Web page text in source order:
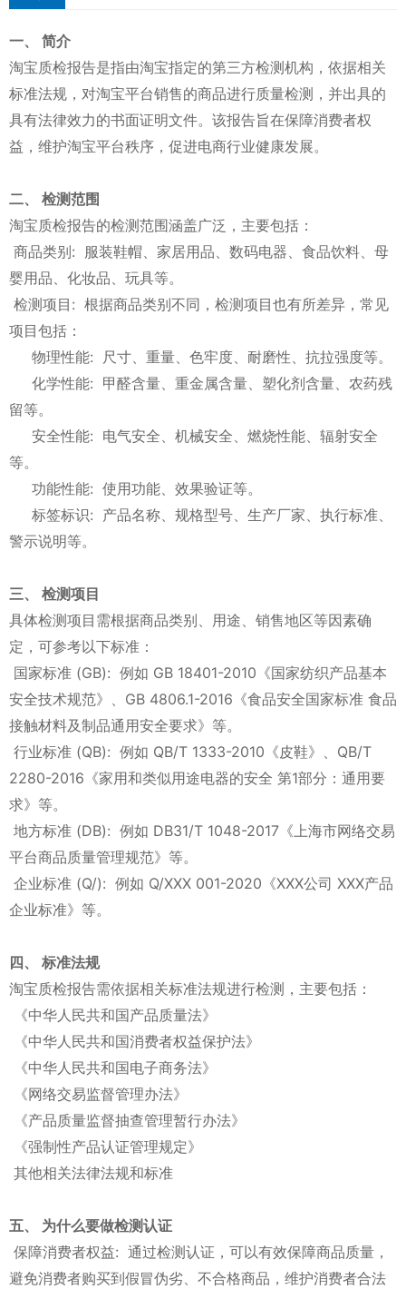
一、 简介
淘宝质检报告是指由淘宝指定的第三方检测机构，依据相关
标准法规，对淘宝平台销售的商品进行质量检测，并出具的
具有法律效力的书面证明文件。该报告旨在保障消费者权
益，维护淘宝平台秩序，促进电商行业健康发展。
二、 检测范围
淘宝质检报告的检测范围涵盖广泛，主要包括：
商品类别: 服装鞋帽、家居用品、数码电器、食品饮料、母
婴用品、化妆品、玩具等。
检测项目: 根据商品类别不同，检测项目也有所差异，常见
项目包括：
物理性能: 尺寸、重量、色牢度、耐磨性、抗拉强度等。
化学性能: 甲醛含量、重金属含量、塑化剂含量、农药残
留等。
安全性能: 电气安全、机械安全、燃烧性能、辐射安全
等。
功能性能: 使用功能、效果验证等。
标签标识: 产品名称、规格型号、生产厂家、执行标准、
警示说明等。
三、 检测项目
具体检测项目需根据商品类别、用途、销售地区等因素确
定，可参考以下标准：
国家标准 (GB): 例如 GB 18401-2010《国家纺织产品基本
安全技术规范》、GB 4806.1-2016《食品安全国家标准 食品
接触材料及制品通用安全要求》等。
行业标准 (QB): 例如 QB/T 1333-2010《皮鞋》、QB/T
2280-2016《家用和类似用途电器的安全 第1部分：通用要
求》等。
地方标准 (DB): 例如 DB31/T 1048-2017《上海市网络交易
平台商品质量管理规范》等。
企业标准 (Q/): 例如 Q/XXX 001-2020《XXX公司 XXX产品
企业标准》等。
四、 标准法规
淘宝质检报告需依据相关标准法规进行检测，主要包括：
《中华人民共和国产品质量法》
《中华人民共和国消费者权益保护法》
《中华人民共和国电子商务法》
《网络交易监督管理办法》
《产品质量监督抽查管理暂行办法》
《强制性产品认证管理规定》
其他相关法律法规和标准
五、 为什么要做检测认证
保障消费者权益: 通过检测认证，可以有效保障商品质量，
避免消费者购买到假冒伪劣、不合格商品，维护消费者合法